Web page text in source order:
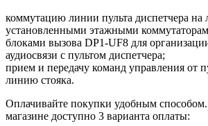
коммутацию линии пульта диспетчера на
установленными этажными
блоками вызова DP1-UF8 для
аудиосвязи с пультом диспетчера;
прием и передачу команд управления от
линию стояка.
Оплачивайте покупки удобным
магазине доступно 3 варианта оплаты: